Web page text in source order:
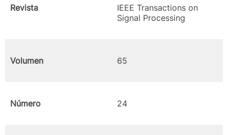
Revista
IEEE Transactions on
Signal Processing
Volumen 65
Número 24